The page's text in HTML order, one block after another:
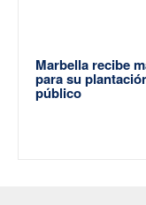
Marbella recibe
para su
público